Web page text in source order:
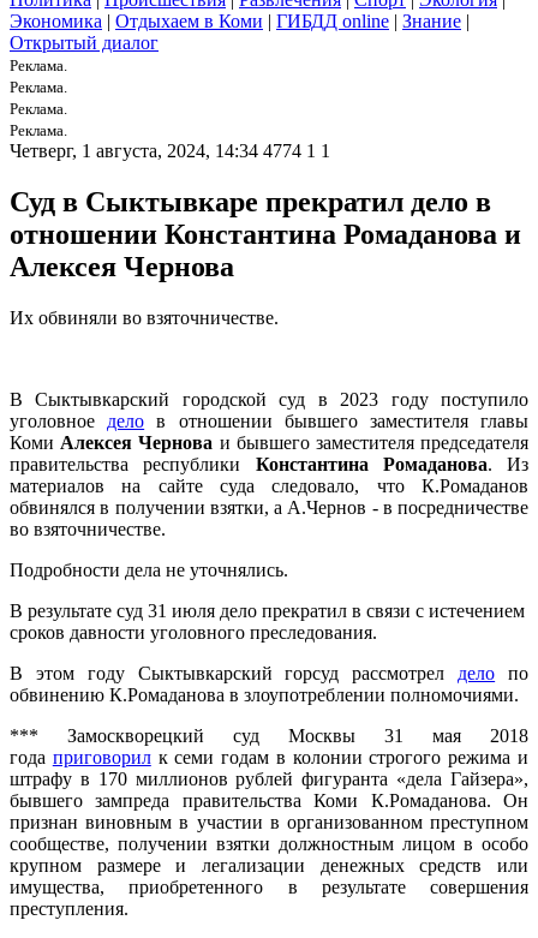
Экономика | Отдыхаем в Коми | ГИБДД online | Знание |
Открытый диалог
Реклама.
Реклама.
Реклама.
Реклама.
Четверг, 1 августа, 2024, 14:34 4774 1 1
Суд в Сыктывкаре прекратил дело в
отношении Константина Ромаданова и
Алексея Чернова
Их обвиняли во взяточничестве.
В Сыктывкарский городской суд в 2023 году поступило
уголовное дело в отношении бывшего заместителя главы
Коми Алексея Чернова и бывшего заместителя председателя
правительства республики Константина Ромаданова. Из
материалов на сайте суда следовало, что К.Ромаданов
обвинялся в получении взятки, а А.Чернов - в посредничестве
во взяточничестве.
Подробности дела не уточнялись.
В результате суд 31 июля дело прекратил в связи с истечением
сроков давности уголовного преследования.
В этом году Сыктывкарский горсуд рассмотрел дело по
обвинению К.Ромаданова в злоупотреблении полномочиями.
*** Замоскворецкий суд Москвы 31 мая 2018
года приговорилк семи годам в колонии строгого режима и
штрафу в 170 миллионов рублей фигуранта «дела Гайзера»,
бывшего зампреда правительства Коми К.Ромаданова. Он
признан виновным в участии в организованном преступном
сообществе, получении взятки должностным лицом в особо
крупном размере и легализации денежных средств или
имущества, приобретенного в результате совершения
преступления.